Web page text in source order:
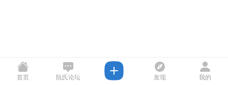
首页 阮氏论坛 发现 我的